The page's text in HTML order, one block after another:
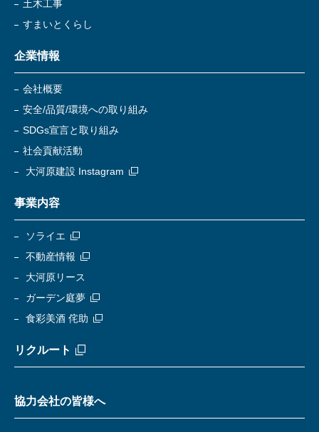
土木工事
すまいとくらし
企業情報
会社概要
安全/品質/環境への取り組み
SDGs宣言と取り組み
社会貢献活動
大河原建設 Instagram
事業内容
ソライエ
不動産情報
大河原リース
ガーデン庭夢
食彩美酒 侘助
リクルート
協力会社の皆様へ